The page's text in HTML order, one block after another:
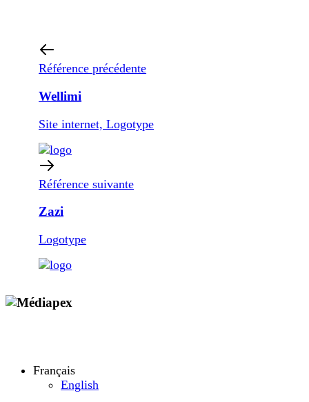
Référence précédente
Wellimi
Site internet, Logotype
Référence suivante
Zazi
Logotype
Français
English